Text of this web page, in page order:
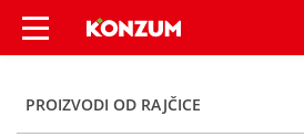
Proizvodi od rajčice -
PROIZVODI OD RAJČICE